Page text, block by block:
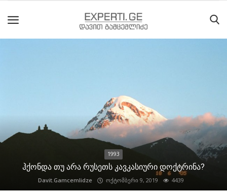
შესახებ
მოძრაობის
ისტორია
1993
ჰქონდა თუ არა რუსეთს კავკასიური დოქტრინა?
Davit.Gamcemlidze ოქტომბერი 9, 2019 4439